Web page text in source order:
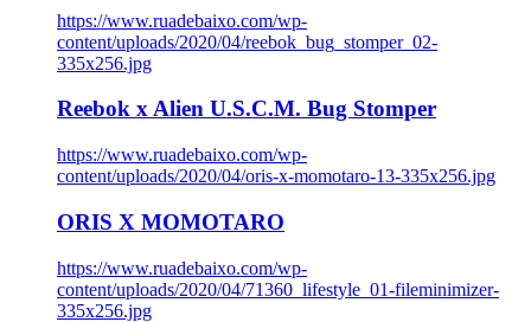
https://www.ruadebaixo.com/wp-
content/uploads/2020/04/reebok_bug_stomper_02-
335x256.jpg
Reebok x Alien U.S.C.M. Bug Stomper
https://www.ruadebaixo.com/wp-
content/uploads/2020/04/oris-x-momotaro-13-335x256.jpg
ORIS X MOMOTARO
https://www.ruadebaixo.com/wp-
content/uploads/2020/04/71360_lifestyle_01-fileminimizer-
335x256.jpg